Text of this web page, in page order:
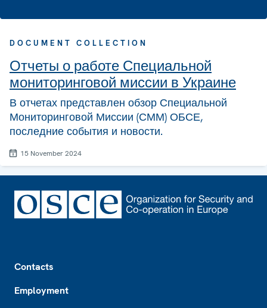
DOCUMENT COLLECTION
Отчеты о работе Специальной
мониторинговой миссии в Украине
В отчетах представлен обзор Специальной
Мониторинговой Миссии (СММ) ОБСЕ,
последние события и новости.
15 November 2024
Contacts
Employment